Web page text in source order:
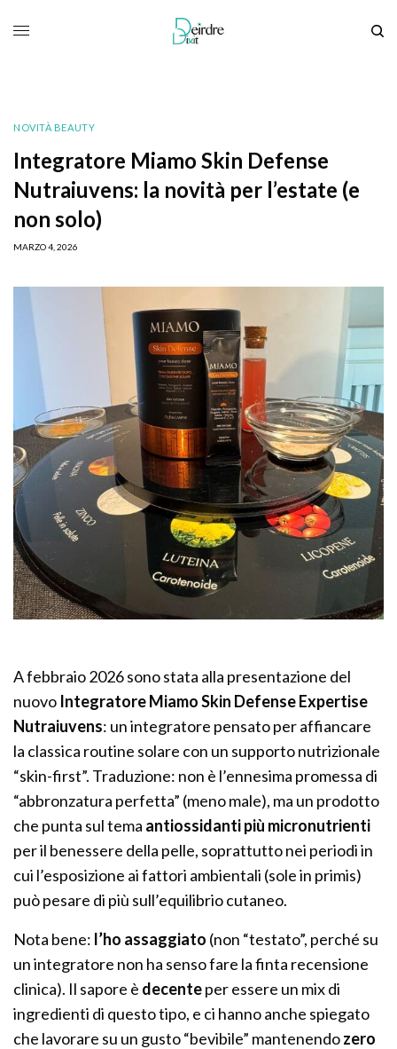
NOVITÀ BEAUTY
Integratore Miamo Skin Defense
Nutraiuvens: la novità per l’estate (e
non solo)
MARZO 4, 2026
A febbraio 2026 sono stata alla presentazione del
nuovo Integratore MiamoSkin Defense Expertise
Nutraiuvens: un integratore pensato per affiancare
la classica routine solare con un supporto nutrizionale
“skin-first”. Traduzione: non è l’ennesima promessa di
“abbronzatura perfetta” (meno male), ma un prodotto
che punta sul tema antiossidanti più micronutrienti
per il benessere della pelle, soprattutto nei periodi in
cui l’esposizione ai fattori ambientali (sole in primis)
può pesare di più sull’equilibrio cutaneo.
Nota bene: l’ho assaggiato (non “testato”, perché su
un integratore non ha senso fare la finta recensione
clinica). Il sapore è decenteper essere un mix di
ingredienti di questo tipo, e ci hanno anche spiegato
che lavorare su un gusto “bevibile” mantenendozero